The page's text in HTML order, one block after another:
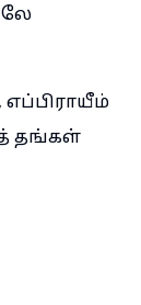
தங்கள்